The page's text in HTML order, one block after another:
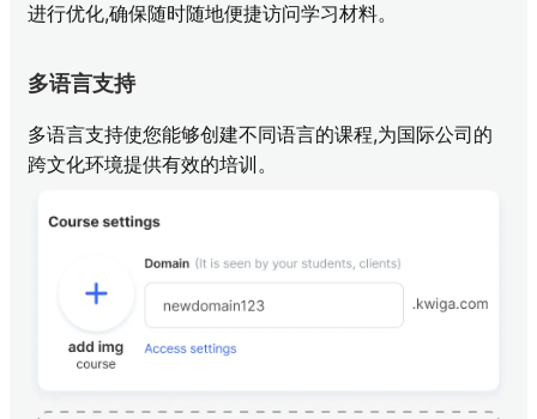
进行优化,确保随时随地便捷访问学习材料。
多语言支持
多语言支持使您能够创建不同语言的课程,为国际公司的
跨文化环境提供有效的培训。